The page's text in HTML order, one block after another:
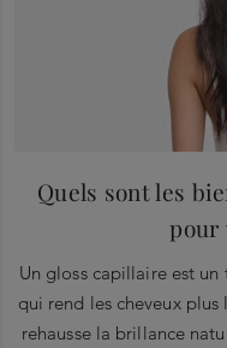
Quels sont les
pour
Un gloss capillaire est
qui rend les cheveux
rehausse la brillance